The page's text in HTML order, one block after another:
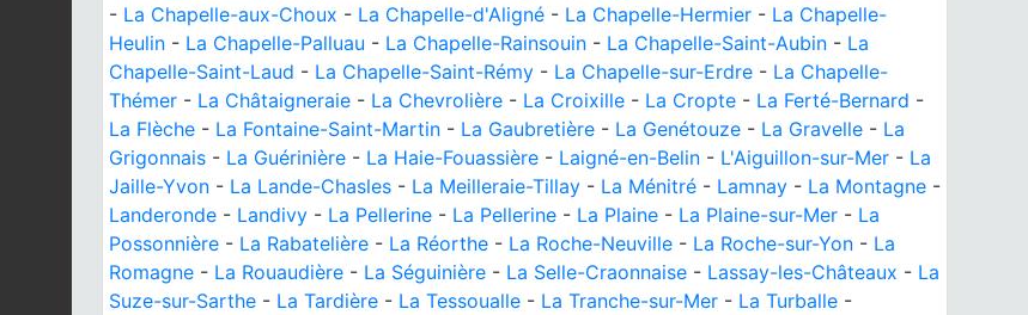
- La Chapelle-aux-Choux - La Chapelle-d'Aligné - La Chapelle-Hermier - La Chapelle-
Heulin - La Chapelle-Palluau - La Chapelle-Rainsouin - La Chapelle-Saint-Aubin - La
Chapelle-Saint-Laud - La Chapelle-Saint-Rémy - La Chapelle-sur-Erdre - La Chapelle-
Thémer - La Châtaigneraie - La Chevrolière - La Croixille - La Cropte - La Ferté-Bernard -
La Flèche - La Fontaine-Saint-Martin - La Gaubretière - La Genétouze - La Gravelle - La
Grigonnais - La Guérinière - La Haie-Fouassière - Laigné-en-Belin - L'Aiguillon-sur-Mer - La
Jaille-Yvon - La Lande-Chasles - La Meilleraie-Tillay - La Ménitré - Lamnay - La Montagne -
Landeronde - Landivy - La Pellerine - La Pellerine - La Plaine - La Plaine-sur-Mer - La
Possonnière - La Rabatelière - La Réorthe - La Roche-Neuville - La Roche-sur-Yon - La
Romagne - La Rouaudière - La Séguinière - La Selle-Craonnaise - Lassay-les-Châteaux - La
Suze-sur-Sarthe - La Tardière - La Tessoualle - La Tranche-sur-Mer - La Turballe -